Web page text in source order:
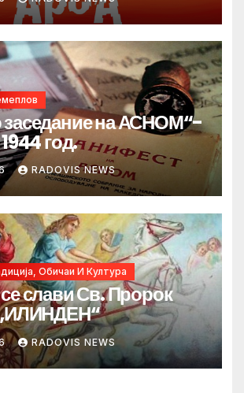
македонските рудари
заседание на АСНОМ“-
год.
RADOVIS NEWS
Обичаи И Култура
слави Св. Пророк
RADOVIS NEWS